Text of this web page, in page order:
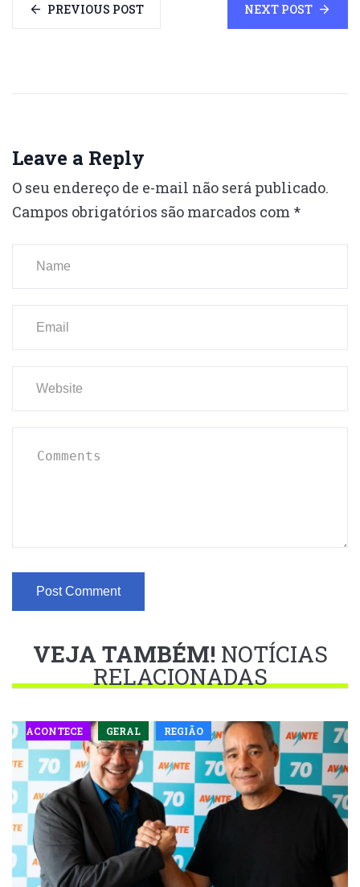
PREVIOUS POST NEXT POST
Leave a Reply
O seu endereço de e-mail não será publicado.
Campos obrigatórios são marcados com *
VEJA TAMBÉM! NOTÍCIAS
RELACIONADAS
ACONTECE GERAL REGIÃO